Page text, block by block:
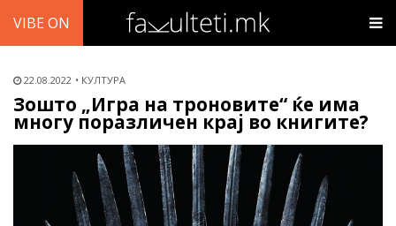
VIBE ON
22.08.2022 КУЛТУРА
Зошто „Игра на троновите“ ќе има
многу поразличен крај во книгите?